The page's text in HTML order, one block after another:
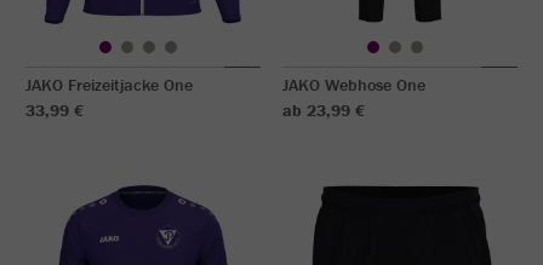
JAKO Freizeitjacke One
33,99 €
JAKO Webhose One
ab 23,99 €